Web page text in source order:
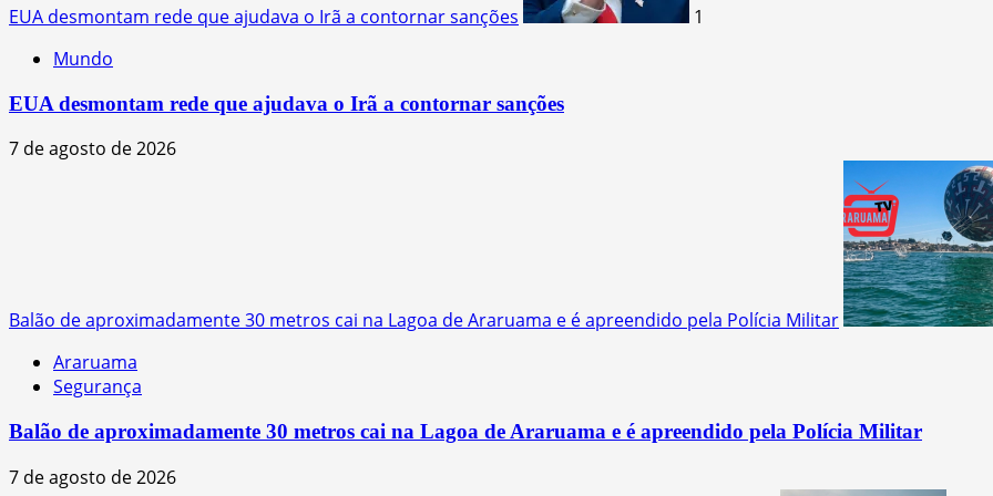
EUA desmontam rede que ajudava o Irã a contornar sanções
1
Mundo
EUA desmontam rede que ajudava o Irã a contornar sanções
7 de agosto de 2026
Balão de aproximadamente 30 metros cai na Lagoa de Araruama e é apreendido pela Polícia Militar
Araruama
Segurança
Balão de aproximadamente 30 metros cai na Lagoa de Araruama e é apreendido pela Polícia Militar
7 de agosto de 2026